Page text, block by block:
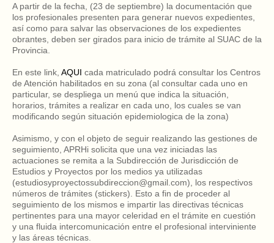
A partir de la fecha, (23 de septiembre) la documentación que
los profesionales presenten para generar nuevos expedientes,
así como para salvar las observaciones de los expedientes
obrantes, deben ser girados para inicio de trámite al SUAC de la
Provincia.
En este link, AQUI cada matriculado podrá consultar los Centros
de Atención habilitados en su zona (al consultar cada uno en
particular, se despliega un menú que indica la situación,
horarios, trámites a realizar en cada uno, los cuales se van
modificando según situación epidemiologica de la zona)
Asimismo, y con el objeto de seguir realizando las gestiones de
seguimiento, APRHi solicita que una vez iniciadas las
actuaciones se remita a la Subdirección de Jurisdicción de
Estudios y Proyectos por los medios ya utilizadas
(estudiosyproyectossubdireccion@gmail.com), los respectivos
números de trámites (stickers). Esto a fin de proceder al
seguimiento de los mismos e impartir las directivas técnicas
pertinentes para una mayor celeridad en el trámite en cuestión
y una fluida intercomunicación entre el profesional interviniente
y las áreas técnicas.